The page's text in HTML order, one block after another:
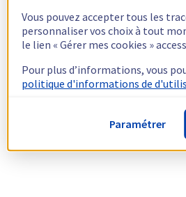
Vous pouvez accepter tous les
personnaliser vos choix à tout
le lien « Gérer mes cookies »
Pour plus d’informations, vous
politique d'informations de
Paramétrer